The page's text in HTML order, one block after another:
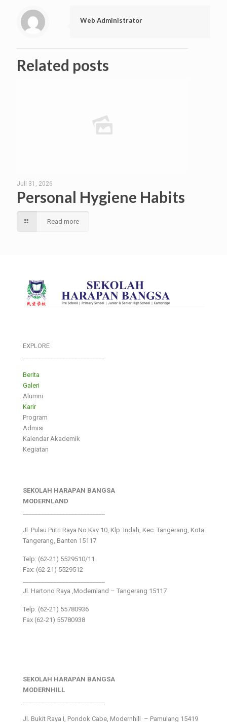
Web Administrator
Related posts
Juli 31, 2026
Personal Hygiene Habits
Read more
EXPLORE
Berita
Galeri
Alumni
Karir
Program
Admisi
Kalendar Akademik
Kegiatan
SEKOLAH HARAPAN BANGSA
MODERNLAND
Jl. Pulau Putri Raya No.Kav 10, Klp. Indah, Kec. Tangerang, Kota
Tangerang, Banten 15117
Telp: (62-21) 5529510/11
Fax: (62-21) 5529512
Jl. Hartono Raya ,Modernland – Tangerang 15117
Telp. (62-21) 55780936
Fax (62-21) 55780938
SEKOLAH HARAPAN BANGSA
MODERNHILL
Jl. Bukit Raya I, Pondok Cabe, Modernhill – Pamulang 15419